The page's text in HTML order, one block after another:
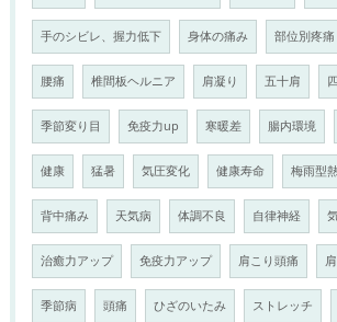
手のシビレ、握力低下 身体の痛み 部位別疼痛
腰痛 椎間板ヘルニア 肩凝り 五十肩
季節変り目 免疫力up 寒暖差 腸内環境
健康 猛暑 気圧変化 健康寿命 梅雨型
背中痛み 天気病 体調不良 自律神経
治癒力アップ 免疫力アップ 肩こり頭痛
季節病 頭痛 ひざのいたみ ストレッチ